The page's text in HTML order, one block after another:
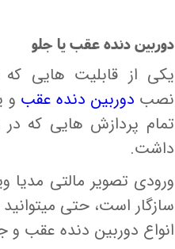
دوربین دنده عقب یا جلو
یکی از قابلیت هایی که
نصب دوربین دنده عقب و
تمام پردازش هایی که در
داشت.
سازگار است، حتی
انواع دوربین دنده عقب